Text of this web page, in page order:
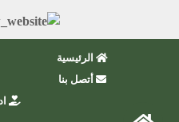
الرئيسية
أتصل بنا